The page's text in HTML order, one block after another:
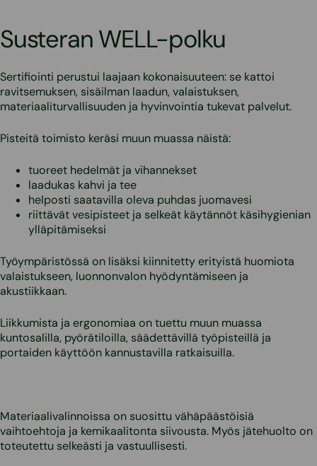
Susteran WELL-polku
Sertifiointi perustui laajaan kokonaisuuteen: se kattoi
ravitsemuksen, sisäilman laadun, valaistuksen,
materiaaliturvallisuuden ja hyvinvointia tukevat palvelut.
Pisteitä toimisto keräsi muun muassa näistä:
tuoreet hedelmät ja vihannekset
laadukas kahvi ja tee
helposti saatavilla oleva puhdas juomavesi
riittävät vesipisteet ja selkeät käytännöt käsihygienian
ylläpitämiseksi
Työympäristössä on lisäksi kiinnitetty erityistä huomiota
valaistukseen, luonnonvalon hyödyntämiseen ja
akustiikkaan.
Liikkumista ja ergonomiaa on tuettu muun muassa
kuntosalilla, pyörätiloilla, säädettävillä työpisteillä ja
portaiden käyttöön kannustavilla ratkaisuilla.
Materiaalivalinnoissa on suosittu vähäpäästöisiä
vaihtoehtoja ja kemikaalitonta siivousta. Myös jätehuolto on
toteutettu selkeästi ja vastuullisesti.